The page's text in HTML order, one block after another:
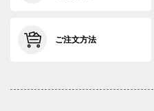
ご注文方法